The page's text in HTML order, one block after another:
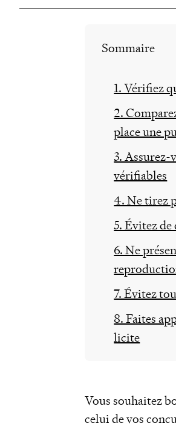
Sommaire
1. Vérifiez
2.
place une
3. Assurez-
vérifiables
4. Ne tirez
5. Évitez
6. Ne
7. Évitez
8. Faites
licite
Vous souhaitez
celui de vos